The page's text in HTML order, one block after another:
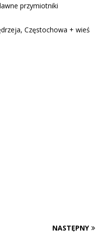
przymiotniki
Częstochowa + wieś
NASTĘPNY